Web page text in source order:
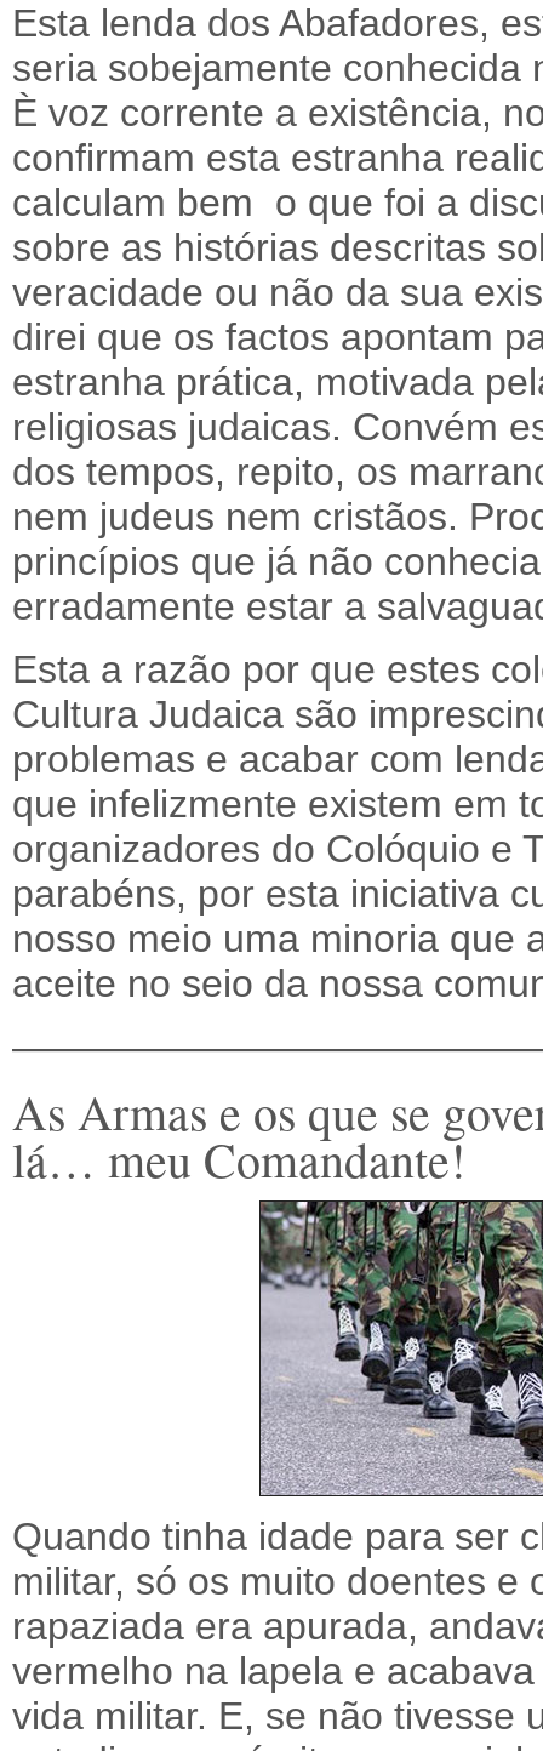
Esta lenda dos Abafadores,
seria sobejamente conhecida
È voz corrente a existência,
confirmam esta estranha
calculam bem o que foi a
sobre as histórias descritas
veracidade ou não da
direi que os factos apontam
estranha prática, motivada
religiosas judaicas. Convém
dos tempos, repito, os
nem judeus nem cristãos.
princípios que já não
erradamente estar a
Esta a razão por que estes
Cultura Judaica são
problemas e acabar com
que infelizmente existem em
organizadores do Colóquio e
parabéns, por esta iniciativa
nosso meio uma minoria que
aceite no seio da nossa
As Armas e os que se
lá… meu Comandante!
Quando tinha idade para ser
militar, só os muito doentes e
rapaziada era apurada,
vermelho na lapela e
vida militar. E, se não tivesse